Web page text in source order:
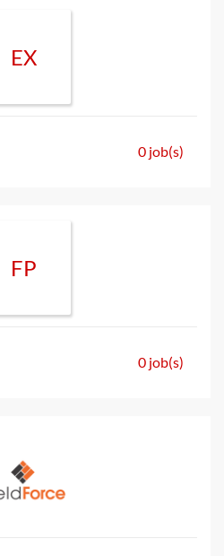
EX
0 job(s)
FP
0 job(s)